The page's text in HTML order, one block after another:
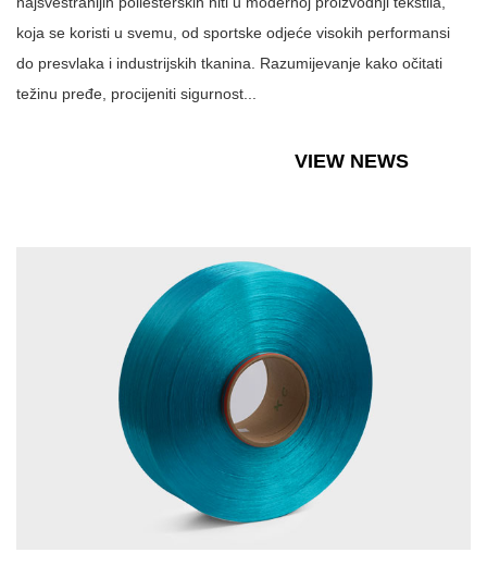
koja se koristi u svemu, od sportske odjeće visokih performansi
do presvlaka i industrijskih tkanina. Razumijevanje kako očitati
težinu pređe, procijeniti sigurnost...
VIEW NEWS